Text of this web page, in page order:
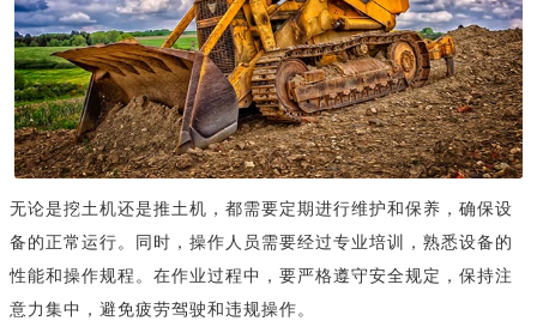
无论是挖土机还是推土机，都需要定期进行维护和保养，确保设
备的正常运行。同时，操作人员需要经过专业培训，熟悉设备的
性能和操作规程。在作业过程中，要严格遵守安全规定，保持注
意力集中，避免疲劳驾驶和违规操作。